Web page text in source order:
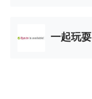
一起玩耍